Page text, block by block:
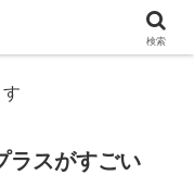
ラスがすごい
検索